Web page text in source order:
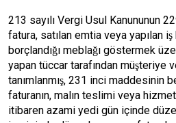
213 sayılı Vergi Usul Kanununun
fatura, satılan emtia veya yapılan iş
borçlandığı meblağı göstermek
yapan tüccar tarafından müşteriye
tanımlanmış, 231 inci maddesinin
faturanın, malın teslimi veya
itibaren azami yedi gün içinde